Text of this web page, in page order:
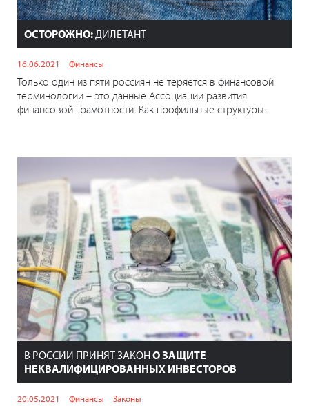
ОСТОРОЖНО:ДИЛЕТАНТ
16.06.2021 Финансы
Только один из пяти россиян не теряется в финансовой
терминологии – это данные Ассоциации развития
финансовой грамотности. Как профильные структуры...
В РОССИИ ПРИНЯТ ЗАКОНО ЗАЩИТЕ
НЕКВАЛИФИЦИРОВАННЫХ ИНВЕСТОРОВ
20.05.2021 Финансы Законы